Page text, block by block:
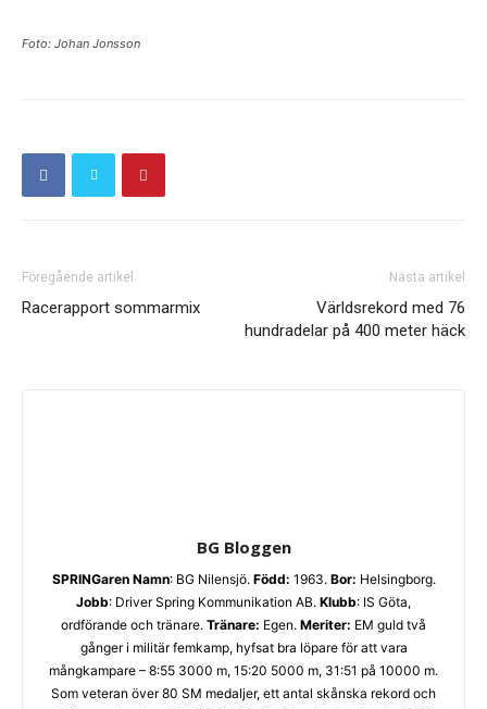
Foto: Johan Jonsson
Föregående artikel
Racerapport sommarmix
Nästa artikel
Världsrekord med 76
hundradelar på 400 meter häck
BG Bloggen
SPRINGaren Namn: BG Nilensjö. Född: 1963. Bor: Helsingborg.
Jobb: Driver Spring Kommunikation AB. Klubb: IS Göta,
ordförande och tränare. Tränare: Egen. Meriter: EM guld två
gånger i militär femkamp, hyfsat bra löpare för att vara
mångkampare – 8:55 3000 m, 15:20 5000 m, 31:51 på 10000 m.
Som veteran över 80 SM medaljer, ett antal skånska rekord och